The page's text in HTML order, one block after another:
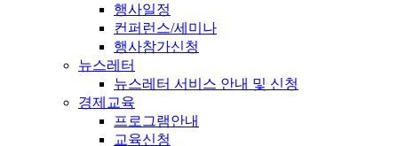
행사일정
컨퍼런스/세미나
행사참가신청
뉴스레터
뉴스레터 서비스 안내 및 신청
경제교육
프로그램안내
교육신청